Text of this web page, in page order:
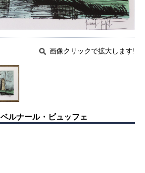
画像クリックで拡大します!
ベルナール・ビュッフェ